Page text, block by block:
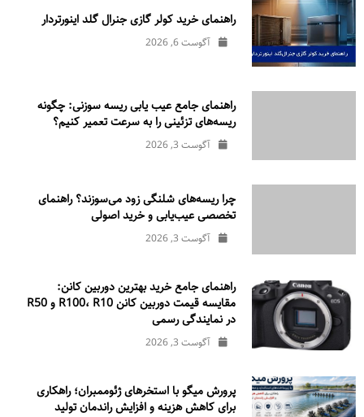
راهنمای خرید کولر گازی جنرال‌ گلد اینورتر‌دار
آگوست 6, 2026
راهنمای جامع عیب یابی ریسه سوزنی: چگونه
ریسه‌های تزئینی را به سرعت تعمیر کنیم؟
آگوست 3, 2026
چرا ریسه‌های شلنگی زود می‌سوزند؟ راهنمای
تخصصی عیب‌یابی و خرید اصولی
آگوست 3, 2026
راهنمای جامع خرید بهترین دوربین کانن:
مقایسه قیمت دوربین کانن R100، R10 و R50
در نمایندگی رسمی
آگوست 3, 2026
پرورش میگو با استخرهای ژئوممبران؛ راهکاری
برای کاهش هزینه و افزایش راندمان تولید